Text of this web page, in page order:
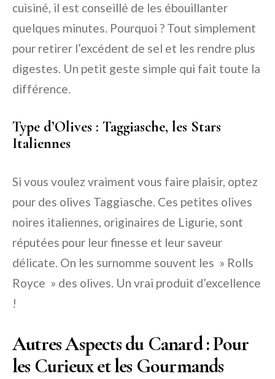
cuisiné, il est conseillé de les ébouillanter
quelques minutes. Pourquoi ? Tout simplement
pour retirer l’excédent de sel et les rendre plus
digestes. Un petit geste simple qui fait toute la
différence.
Type d’Olives : Taggiasche, les Stars
Italiennes
Si vous voulez vraiment vous faire plaisir, optez
pour des olives Taggiasche. Ces petites olives
noires italiennes, originaires de Ligurie, sont
réputées pour leur finesse et leur saveur
délicate. On les surnomme souvent les » Rolls
Royce » des olives. Un vrai produit d’excellence
!
Autres Aspects du Canard : Pour
les Curieux et les Gourmands